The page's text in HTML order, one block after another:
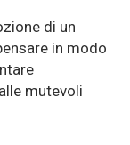
di un
in modo
mutevoli